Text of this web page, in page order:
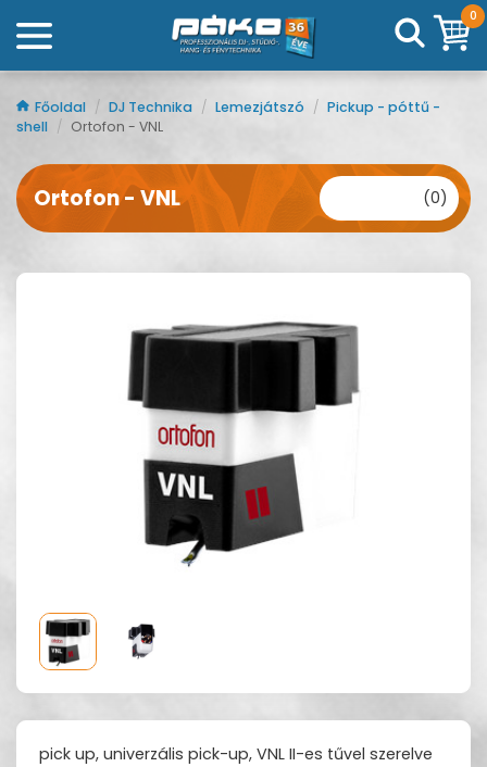
0
Főoldal / DJ Technika / Lemezjátszó / Pickup - póttű -
shell / Ortofon - VNL
Ortofon - VNL (0)
pick up, univerzális pick-up, VNL II-es tűvel szerelve